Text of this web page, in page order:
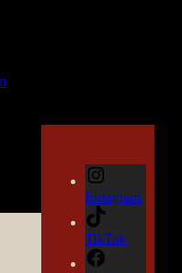
Instagram
TikTok